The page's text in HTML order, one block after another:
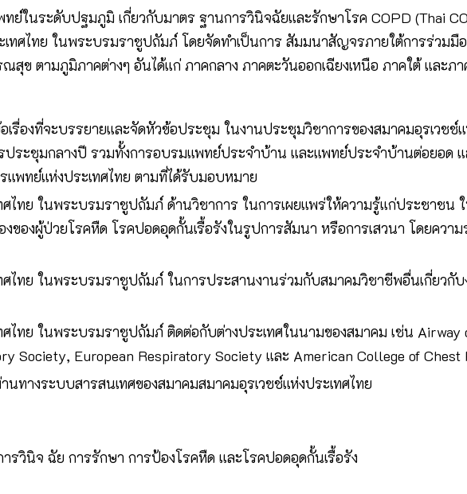
ย์ในระดับปฐมภูมิ เกี่ยวกับมาตร ฐานการวินิจฉัยและรักษาโรค COPD (Thai
ทศไทย ในพระบรมราชูปถัมภ์ โดยจัดทำเป็นการ สัมมนาสัญจรภายใต้การร่วมมือ
สุข ตามภูมิภาคต่างๆ อันได้แก่ ภาคกลาง ภาคตะวันออกเฉียงเหนือ ภาคใต้ และภ
รื่องที่จะบรรยายและจัดหัวข้อประชุม ในงานประชุมวิชาการของสมาคมอุรเวชช์แ
ระชุมกลางปี รวมทั้งการอบรมแพทย์ประจำบ้าน และแพทย์ประจำบ้านต่อยอด
พทย์แห่งประเทศไทย ตามที่ได้รับมอบหมาย
ศไทย ในพระบรมราชูปถัมภ์ ด้านวิชาการ ในการเผยแพร่ให้ความรู้แก่ประชาชน
ของผู้ป่วยโรคหืด โรคปอดอุดกั้นเรื้อรังในรูปการสัมนา หรือการเสวนา โดยควา
ศไทย ในพระบรมราชูปถัมภ์ ในการประสานงานร่วมกับสมาคมวิชาชีพอื่นเกี่ยวกับ
ศไทย ในพระบรมราชูปถัมภ์ ติดต่อกับต่างประเทศในนามของสมาคม เช่น Airway
Society, European Respiratory Society และ American College of Chest
ทางระบบสารสนเทศของสมาคมสมาคมอุรเวชช์แห่งประเทศไทย
รวินิจ ฉัย การรักษา การป้องโรคหืด และโรคปอดอุดกั้นเรื้อรัง